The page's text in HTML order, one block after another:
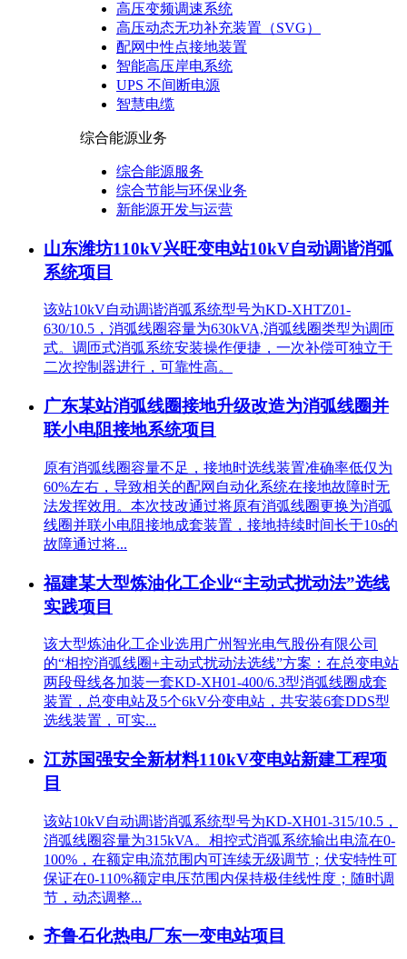
高压变频调速系统
高压动态无功补充装置（SVG）
配网中性点接地装置
智能高压岸电系统
UPS 不间断电源
智慧电缆
综合能源业务
综合能源服务
综合节能与环保业务
新能源开发与运营
山东潍坊110kV兴旺变电站10kV自动调谐消弧
系统项目
该站10kV自动调谐消弧系统型号为KD-XHTZ01-
630/10.5，消弧线圈容量为630kVA,消弧线圈类型为调匝
式。调匝式消弧系统安装操作便捷，一次补偿可独立于
二次控制器进行，可靠性高。
广东某站消弧线圈接地升级改造为消弧线圈并
联小电阻接地系统项目
原有消弧线圈容量不足，接地时选线装置准确率低仅为
60%左右，导致相关的配网自动化系统在接地故障时无
法发挥效用。本次技改通过将原有消弧线圈更换为消弧
线圈并联小电阻接地成套装置，接地持续时间长于10s的
故障通过将...
福建某大型炼油化工企业“主动式扰动法”选线
实践项目
该大型炼油化工企业选用广州智光电气股份有限公司
的“相控消弧线圈+主动式扰动法选线”方案：在总变电站
两段母线各加装一套KD-XH01-400/6.3型消弧线圈成套
装置，总变电站及5个6kV分变电站，共安装6套DDS型
选线装置，可实...
江苏国强安全新材料110kV变电站新建工程项
目
该站10kV自动调谐消弧系统型号为KD-XH01-315/10.5，
消弧线圈容量为315kVA。相控式消弧系统输出电流在0-
100%，在额定电流范围内可连续无级调节；伏安特性可
保证在0-110%额定电压范围内保持极佳线性度；随时调
节，动态调整...
齐鲁石化热电厂东一变电站项目